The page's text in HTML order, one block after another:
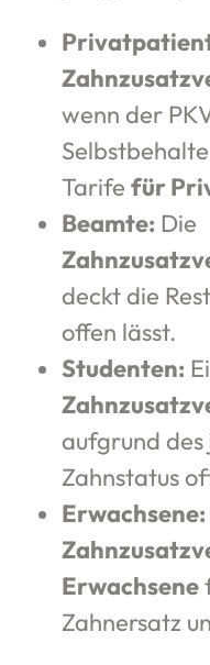
wenn der
Tarife für
Beamte: Die
deckt die
offen lässt.
Studenten:
aufgrund des
Zahnstatus
Erwachsene:
Erwachsene
Zahnersatz